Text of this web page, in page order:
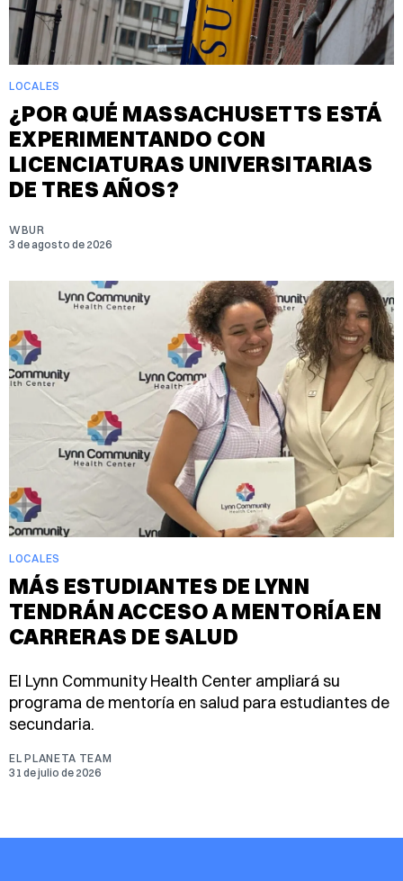
LOCALES
¿POR QUÉ MASSACHUSETTS ESTÁ
EXPERIMENTANDO CON
LICENCIATURAS UNIVERSITARIAS
DE TRES AÑOS?
WBUR
3 de agosto de 2026
LOCALES
MÁS ESTUDIANTES DE LYNN
TENDRÁN ACCESO A MENTORÍA EN
CARRERAS DE SALUD
El Lynn Community Health Center ampliará su
programa de mentoría en salud para estudiantes de
secundaria.
EL PLANETA TEAM
31 de julio de 2026